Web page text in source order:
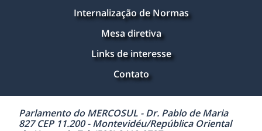
Internalização de Normas
Mesa diretiva
Links de interesse
Contato
Parlamento do MERCOSUL - Dr. Pablo de Maria
827 CEP 11.200 - Montevidéu/República Oriental